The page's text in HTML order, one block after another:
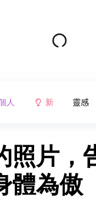
人 新 靈感
照片，
體為傲